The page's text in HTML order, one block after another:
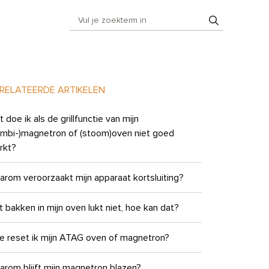
ARTIKELEN
doe ik als de grillfunctie van mijn
)magnetron of (stoom)oven niet goed
veroorzaakt mijn apparaat kortsluiting?
bakken in mijn oven lukt niet, hoe kan dat?
reset ik mijn ATAG oven of magnetron?